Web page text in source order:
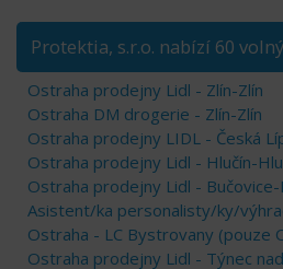
Protektia, s.r.o. nabízí 60
Ostraha prodejny Lidl - Zlín-Zlín
Ostraha DM drogerie - Zlín-Zlín
Ostraha prodejny LIDL - Česká
Ostraha prodejny Lidl - Hlučín-
Ostraha prodejny Lidl - Bučovice-
Asistent/ka personalisty/ky/
Ostraha - LC Bystrovany (pouze
Ostraha prodejny Lidl - Týnec